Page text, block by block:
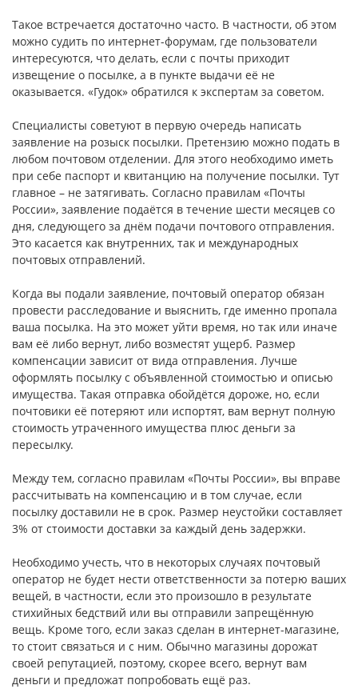
Такое встречается достаточно часто. В частности, об этом
можно судить по интернет-форумам, где пользователи
интересуются, что делать, если с почты приходит
извещение о посылке, а в пункте выдачи её не
оказывается. «Гудок» обратился к экспертам за советом.
Специалисты советуют в первую очередь написать
заявление на розыск посылки. Претензию можно подать в
любом почтовом отделении. Для этого необходимо иметь
при себе паспорт и квитанцию на получение посылки. Тут
главное – не затягивать. Согласно правилам «Почты
России», заявление подаётся в течение шести месяцев со
дня, следующего за днём подачи почтового отправления.
Это касается как внутренних, так и международных
почтовых отправлений.
Когда вы подали заявление, почтовый оператор обязан
провести расследование и выяснить, где именно пропала
ваша посылка. На это может уйти время, но так или иначе
вам её либо вернут, либо возместят ущерб. Размер
компенсации зависит от вида отправления. Лучше
оформлять посылку с объявленной стоимостью и описью
имущества. Такая отправка обойдётся дороже, но, если
почтовики её потеряют или испортят, вам вернут полную
стоимость утраченного имущества плюс деньги за
пересылку.
Между тем, согласно правилам «Почты России», вы вправе
рассчитывать на компенсацию и в том случае, если
посылку доставили не в срок. Размер неустойки составляет
3% от стоимости доставки за каждый день задержки.
Необходимо учесть, что в некоторых случаях почтовый
оператор не будет нести ответственности за потерю ваших
вещей, в частности, если это произошло в результате
стихийных бедствий или вы отправили запрещённую
вещь. Кроме того, если заказ сделан в интернет-магазине,
то стоит связаться и с ним. Обычно магазины дорожат
своей репутацией, поэтому, скорее всего, вернут вам
деньги и предложат попробовать ещё раз.